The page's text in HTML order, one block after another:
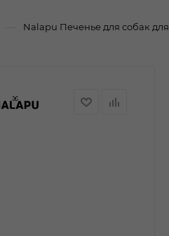
Nalapu Печенье для собак для